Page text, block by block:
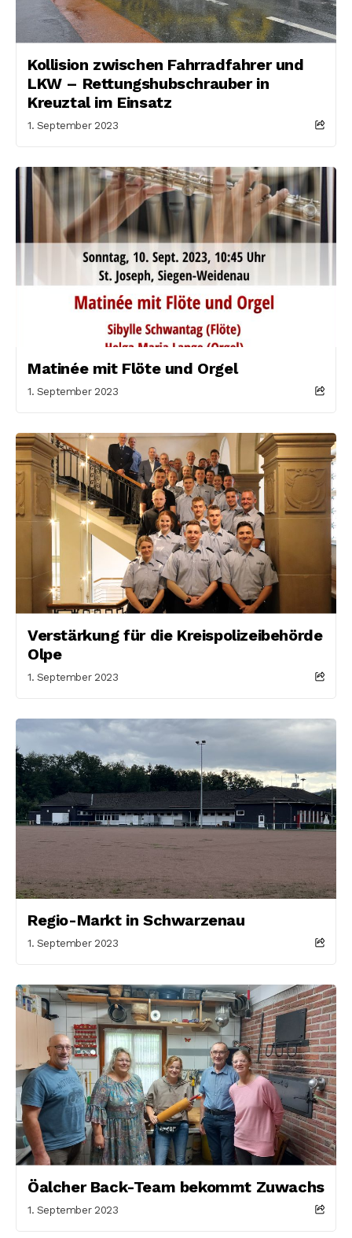
Kollision zwischen Fahrradfahrer und
LKW – Rettungshubschrauber in
Kreuztal im Einsatz
1. September 2023
Matinée mit Flöte und Orgel
1. September 2023
Verstärkung für die Kreispolizeibehörde
Olpe
1. September 2023
Regio-Markt in Schwarzenau
1. September 2023
Öalcher Back-Team bekommt Zuwachs
1. September 2023